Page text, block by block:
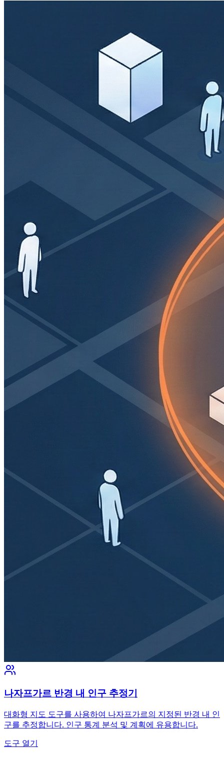
나자프가르 반경 내 인구 추정기
대화형 지도 도구를 사용하여 나자프가르의 지정된 반경 내 인
구를 추정합니다. 인구 통계 분석 및 계획에 유용합니다.
도구 열기